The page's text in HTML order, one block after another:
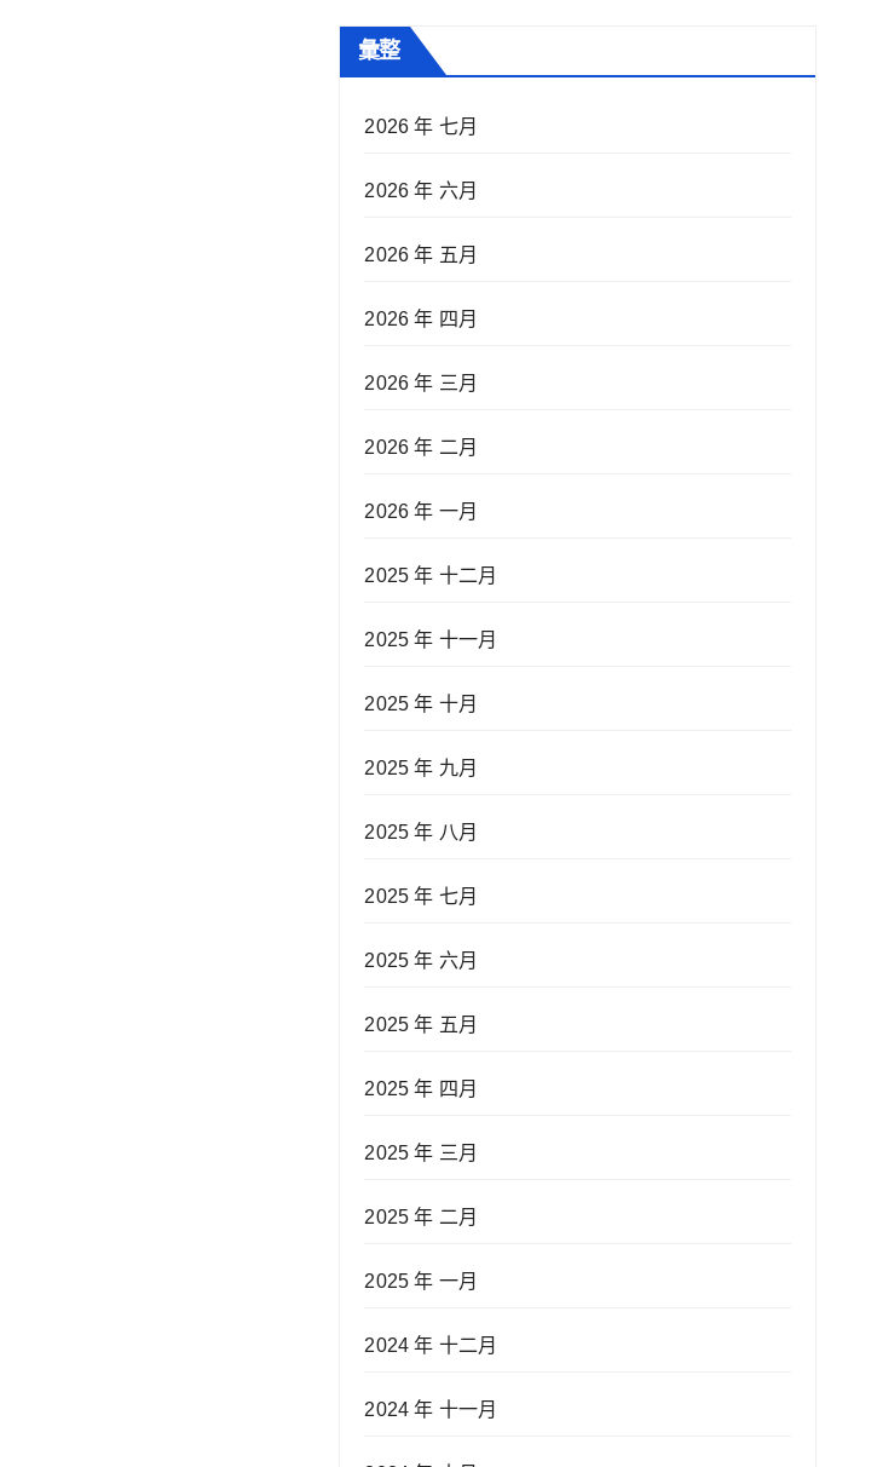
彙整
2026 年 七月
2026 年 六月
2026 年 五月
2026 年 四月
2026 年 三月
2026 年 二月
2026 年 一月
2025 年 十二月
2025 年 十一月
2025 年 十月
2025 年 九月
2025 年 八月
2025 年 七月
2025 年 六月
2025 年 五月
2025 年 四月
2025 年 三月
2025 年 二月
2025 年 一月
2024 年 十二月
2024 年 十一月